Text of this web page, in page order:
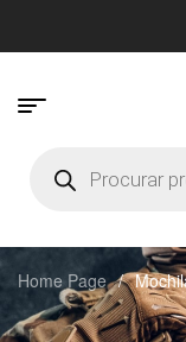
Home Page /